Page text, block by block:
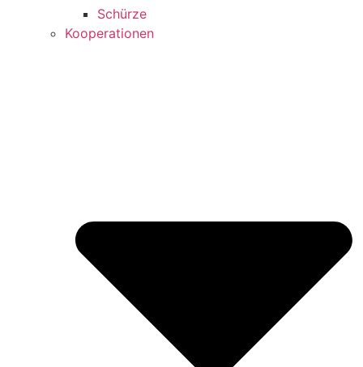
Schürze
Kooperationen